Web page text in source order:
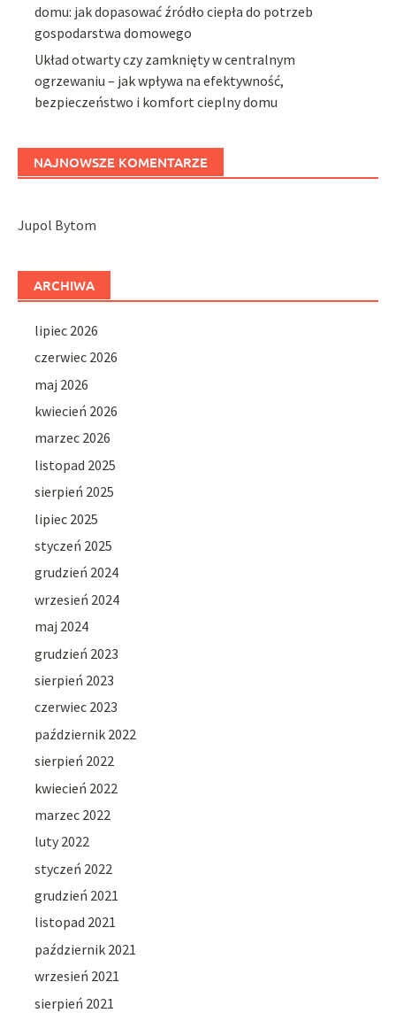
domu: jak dopasować źródło ciepła do potrzeb
gospodarstwa domowego
Układ otwarty czy zamknięty w centralnym
ogrzewaniu – jak wpływa na efektywność,
bezpieczeństwo i komfort cieplny domu
NAJNOWSZE KOMENTARZE
Jupol Bytom
ARCHIWA
lipiec 2026
czerwiec 2026
maj 2026
kwiecień 2026
marzec 2026
listopad 2025
sierpień 2025
lipiec 2025
styczeń 2025
grudzień 2024
wrzesień 2024
maj 2024
grudzień 2023
sierpień 2023
czerwiec 2023
październik 2022
sierpień 2022
kwiecień 2022
marzec 2022
luty 2022
styczeń 2022
grudzień 2021
listopad 2021
październik 2021
wrzesień 2021
sierpień 2021